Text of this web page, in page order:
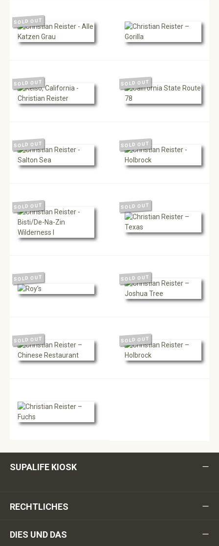
SOLD OUT
SOLD OUT SOLD OUT
SOLD OUT SOLD OUT
SOLD OUT SOLD OUT
SOLD OUT SOLD OUT
SOLD OUT SOLD OUT
SUPALIFE KIOSK
RECHTLICHES
DIES UND DAS